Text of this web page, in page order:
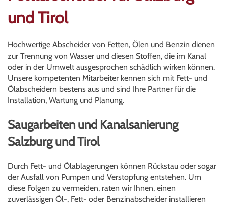
und Tirol
Hochwertige Abscheider von Fetten, Ölen und Benzin dienen
zur Trennung von Wasser und diesen Stoffen, die im Kanal
oder in der Umwelt ausgesprochen schädlich wirken können.
Unsere kompetenten Mitarbeiter kennen sich mit Fett- und
Ölabscheidern bestens aus und sind Ihre Partner für die
Installation, Wartung und Planung.
Saugarbeiten und Kanalsanierung
Salzburg und Tirol
Durch Fett- und Ölablagerungen können Rückstau oder sogar
der Ausfall von Pumpen und Verstopfung entstehen. Um
diese Folgen zu vermeiden, raten wir Ihnen, einen
zuverlässigen Öl-, Fett- oder Benzinabscheider installieren